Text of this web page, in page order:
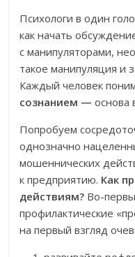
Психологи в один
как начать
с манипуляторами,
такое манипуляция и
Каждый человек
сознанием —основа
Попробуем
однозначно
мошеннических
к предприятию. Как
действиям? Во-
профилактические
на первый взгляд